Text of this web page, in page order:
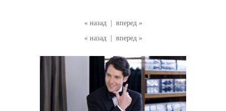
« назад
вперед »
« назад
вперед »